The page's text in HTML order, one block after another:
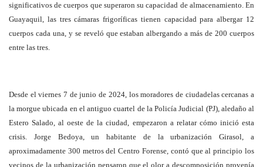
significativos de cuerpos que superaron su capacidad de almacenamiento. En
Guayaquil, las tres cámaras frigoríficas tienen capacidad para albergar 12
cuerpos cada una, y se reveló que estaban albergando a más de 200 cuerpos
entre las tres.
Desde el viernes 7 de junio de 2024, los moradores de ciudadelas cercanas a
la morgue ubicada en el antiguo cuartel de la Policía Judicial (PJ), aledaño al
Estero Salado, al oeste de la ciudad, empezaron a relatar cómo inició esta
crisis. Jorge Bedoya, un habitante de la urbanización Girasol, a
aproximadamente 300 metros del Centro Forense, contó que al principio los
vecinos de la urbanización pensaron que el olor a descomposición provenía